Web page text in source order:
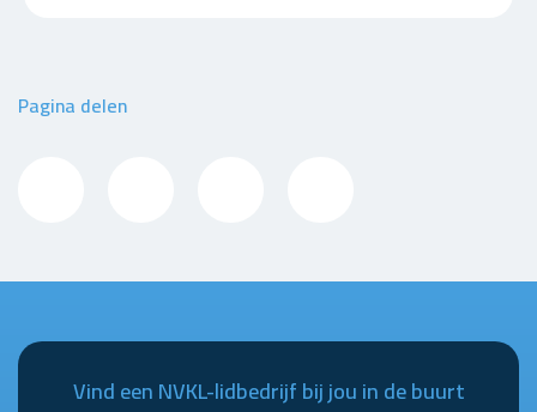
Pagina delen
Vind een NVKL-lidbedrijf bij jou in de buurt